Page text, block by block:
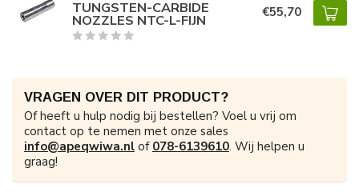
TUNGSTEN-CARBIDE
NOZZLES NTC-L-FIJN €55,70
VRAGEN OVER DIT PRODUCT?
Of heeft u hulp nodig bij bestellen? Voel u vrij om
contact op te nemen met onze sales
info@apeqwiwa.nl of 078-6139610. Wij helpen u
graag!